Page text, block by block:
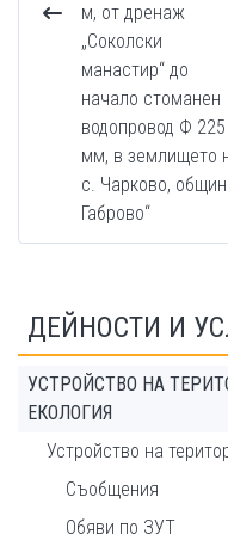
м, от дренаж
„Соколски
манастир“ до
начало стоманен
водопровод Ф 225
мм, в землището
с. Чарково,
Габрово“
ДЕЙНОСТИ И
УСТРОЙСТВО НА
ЕКОЛОГИЯ
Устройство на
Съобщения
Обяви по ЗУТ